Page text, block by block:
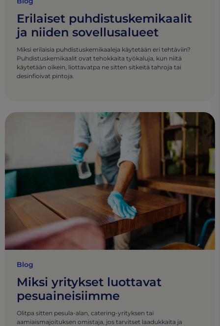
Erilaiset puhdistuskemikaalit
ja niiden sovellusalueet
Miksi erilaisia puhdistuskemikaaleja käytetään eri tehtäviin?
Puhdistuskemikaalit ovat tehokkaita työkaluja, kun niitä
käytetään oikein, liottavatpa ne sitten sitkeitä tahroja tai
desinfioivat pintoja.
Blog
Miksi yritykset luottavat
pesuaineisiimme
Olitpa sitten pesula-alan, catering-yrityksen tai
aamiaismajoituksen omistaja, jos tarvitset laadukkaita ja